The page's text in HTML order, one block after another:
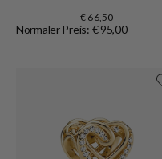
€ 66,50
Normaler Preis: € 95,00